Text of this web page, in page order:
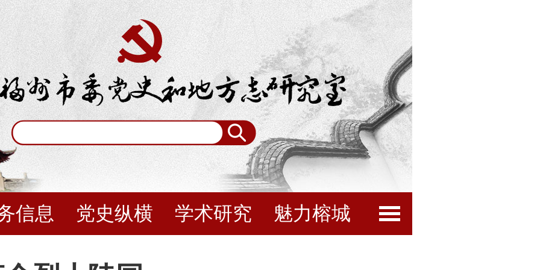
信息 党史纵横 学术研究 魅力榕城 闽都文化